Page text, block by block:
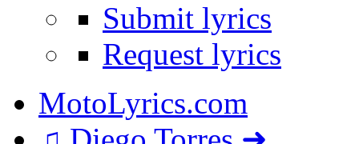
Submit lyrics
Request lyrics
MotoLyrics.com